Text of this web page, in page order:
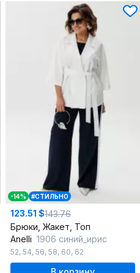
-14% #СТИЛЬНО
123.51 $143.76
Брюки, Жакет, Топ
Anelli 1906 синий_ирис
52, 54, 56, 58, 60, 62